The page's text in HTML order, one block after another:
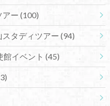
アー (100)
タディツアー (94)
イベント (45)